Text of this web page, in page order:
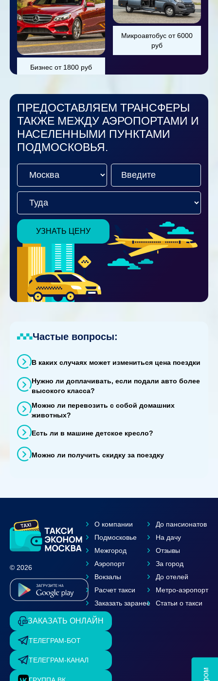
Бизнес от 1800 руб
Микроавтобус от 6000
руб
ПРЕДОСТАВЛЯЕМ ТРАНСФЕРЫ
ТАКЖЕ МЕЖДУ АЭРОПОРТАМИ И
НАСЕЛЕННЫМИ ПУНКТАМИ
ПОДМОСКОВЬЯ.
УЗНАТЬ ЦЕНУ
Частые вопросы:
В каких случаях может измениться цена поездки
Нужно ли доплачивать, если подали авто более
высокого класса?
Можно ли перевозить с собой домашних
животных?
Есть ли в машине детское кресло?
Можно ли получить скидку за поездку
© 2026
О компании
Подмосковье
Межгород
Аэропорт
Вокзалы
Расчет такси
Заказать заранее
До пансионатов
На дачу
Отзывы
За город
До отелей
Метро-аэропорт
Статьи о такси
ЗАКАЗАТЬ ОНЛАЙН
ТЕЛЕГРАМ-БОТ
ТЕЛЕГРАМ-КАНАЛ